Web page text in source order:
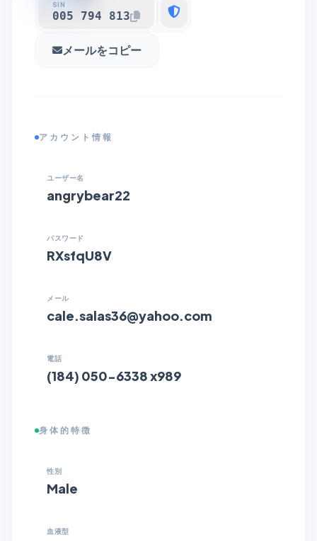
SIN
005 794 813
メールをコピー
アカウント情報
ユーザー名
angrybear22
パスワード
RXsfqU8V
メール
cale.salas36@yahoo.com
電話
(184) 050-6338 x989
身体的特徴
性別
Male
血液型